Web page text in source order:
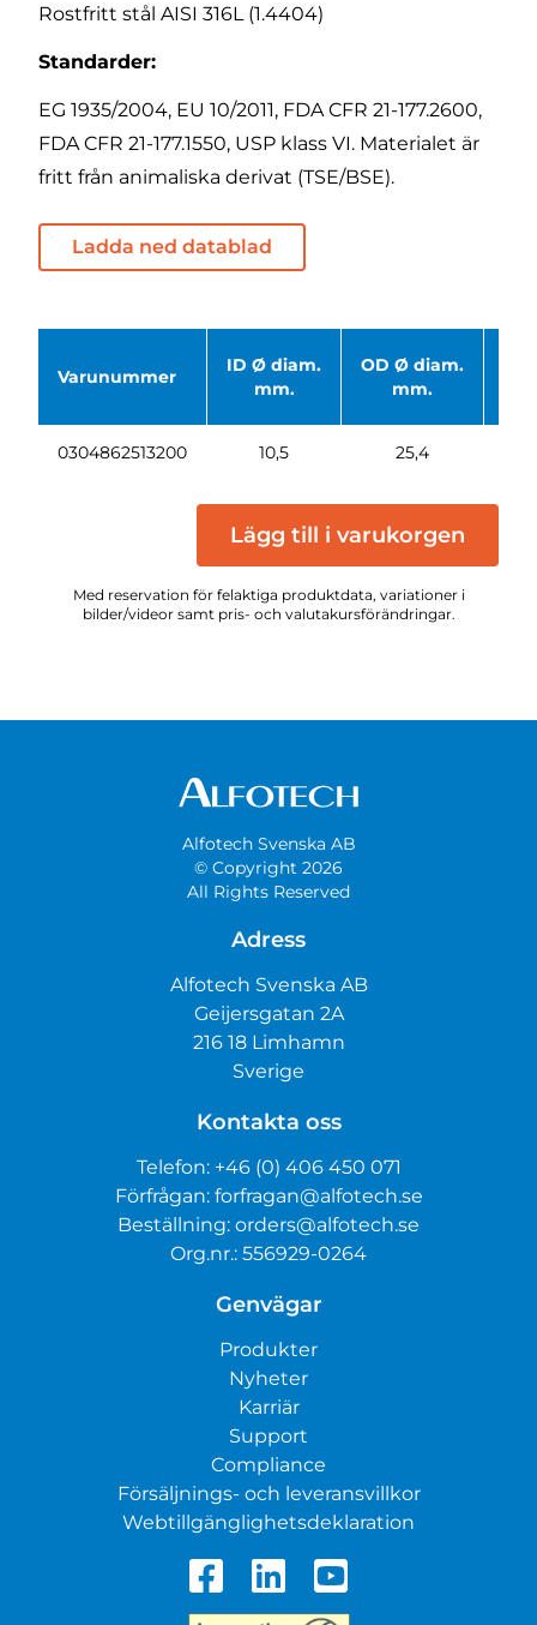
Rostfritt stål AISI 316L (1.4404)
Standarder:
EG 1935/2004, EU 10/2011, FDA CFR 21-177.2600,
FDA CFR 21-177.1550, USP klass VI. Materialet är
fritt från animaliska derivat (TSE/BSE).
Ladda ned datablad
Varunummer
ID Ø diam.
mm.
OD Ø diam.
mm.
0304862513200 10,5 25,4
Lägg till i varukorgen
Med reservation för felaktiga produktdata, variationer i
bilder/videor samt pris- och valutakursförändringar.
Alfotech Svenska AB
© Copyright 2026
All Rights Reserved
Adress
Alfotech Svenska AB
Geijersgatan 2A
216 18 Limhamn
Sverige
Kontakta oss
Telefon: +46 (0) 406 450 071
Förfrågan: forfragan@alfotech.se
Beställning: orders@alfotech.se
Org.nr.: 556929-0264
Genvägar
Produkter
Nyheter
Karriär
Support
Compliance
Försäljnings- och leveransvillkor
Webtillgänglighetsdeklaration